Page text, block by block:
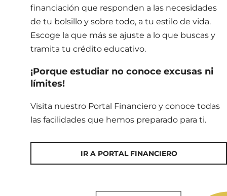
financiación que responden a las necesidades
de tu bolsillo y sobre todo, a tu estilo de vida.
Escoge la que más se ajuste a lo que buscas y
tramita tu crédito educativo.
¡Porque estudiar no conoce excusas ni
límites!
Visita nuestro Portal Financiero y conoce todas
las facilidades que hemos preparado para ti.
IR A PORTAL FINANCIERO